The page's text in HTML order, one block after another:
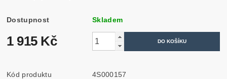
Dostupnost Skladem
1 915 Kč
Kód produktu 4S000157